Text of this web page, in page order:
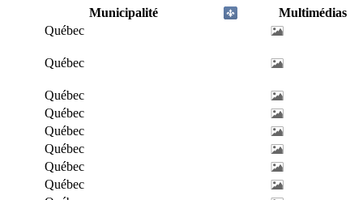
Municipalité
Multimédias
Québec
Québec
Québec
Québec
Québec
Québec
Québec
Québec